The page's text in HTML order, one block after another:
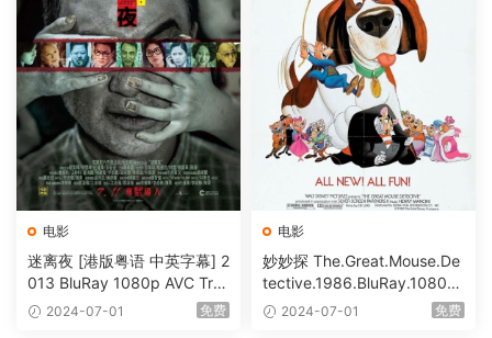
电影
迷离夜 [港版粤语 中英字幕] 2
013 BluRay 1080p AVC Tru
eHD5.1 [BDISO 22.64GB]
2024-07-01 免费
电影
妙妙探 The.Great.Mouse.De
tective.1986.BluRay.1080p.
AVC.DTS-HD.MA.5.1-HDHo
2024-07-01 免费